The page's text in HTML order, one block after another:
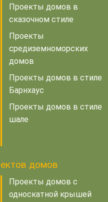
Проекты домов в
сказочном стиле
Проекты
средиземноморских
домов
Проекты домов в стиле
Барнхаус
Проекты домов в стиле
шале
домов
Проекты домов с
односкатной крышей